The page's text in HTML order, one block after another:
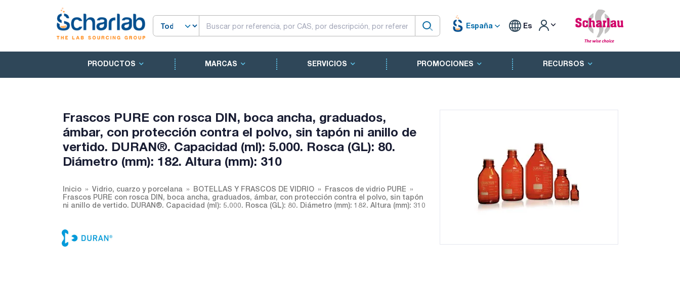
España Es
PRODUCTOS MARCAS SERVICIOS PROMOCIONES RECURSOS
Frascos PURE con rosca DIN, boca ancha, graduados,
ámbar, con protección contra el polvo, sin tapón ni anillo de
vertido. DURAN®. Capacidad (ml): 5.000. Rosca (GL): 80.
Diámetro (mm): 182. Altura (mm): 310
Inicio Vidrio, cuarzo y porcelana BOTELLAS Y FRASCOS DE VIDRIO
Frascos de vidrio PURE
Frascos PURE con rosca DIN, boca ancha, graduados, ámbar, con protección contra el polvo, sin tapón
ni anillo de vertido. DURAN®. Capacidad (ml): 5.000. Rosca (GL): 80. Diámetro (mm): 182. Altura (mm): 310